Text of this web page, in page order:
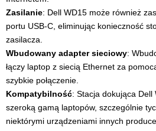
Zasilanie: Dell WD15 może również
portu USB-C, eliminując konieczność
zasilacza.
Wbudowany adapter sieciowy:
łączy laptop z siecią Ethernet za
szybkie połączenie.
Kompatybilność: Stacja dokująca
szeroką gamą laptopów, szczególnie
niektórymi urządzeniami innych